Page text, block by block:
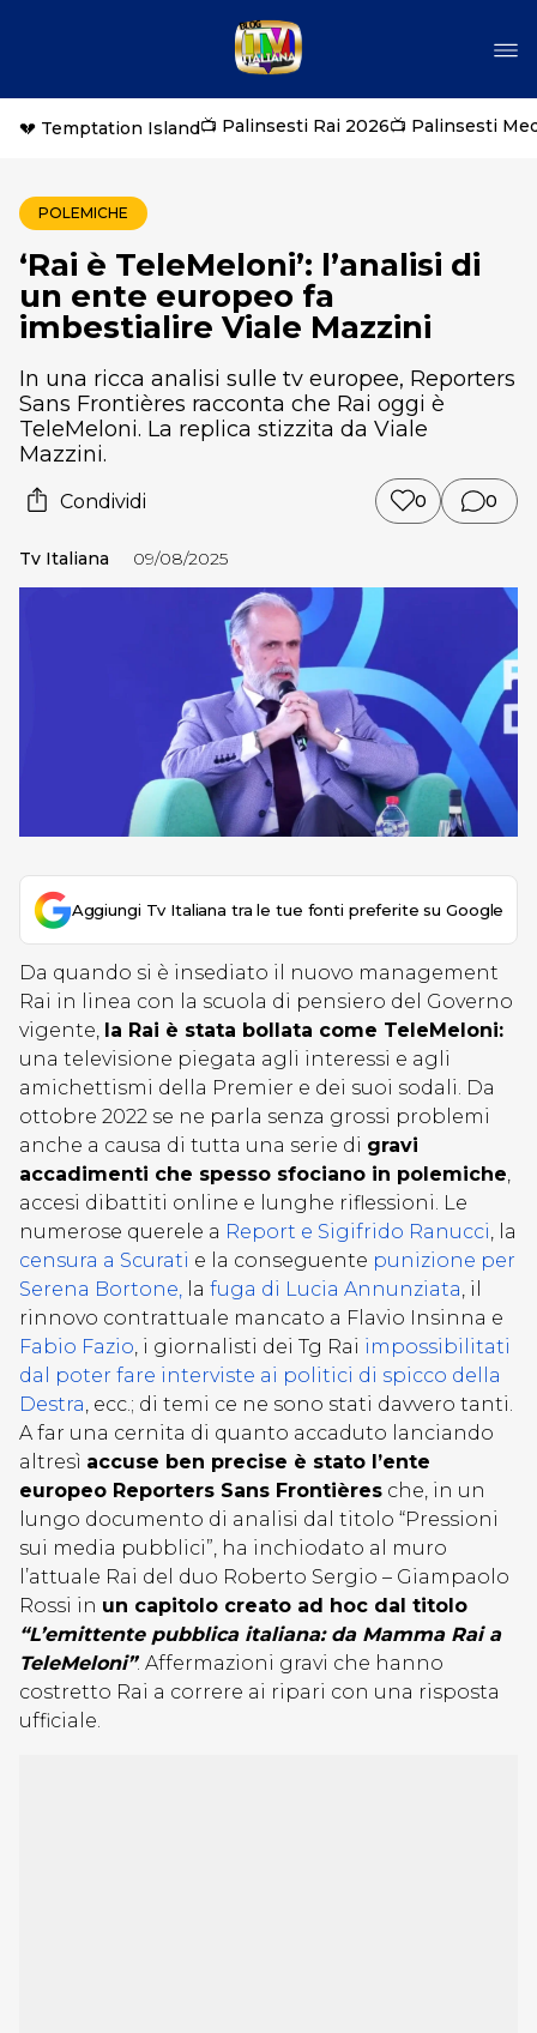
💔 Temptation Island📺 Palinsesti Rai 2026📺 Palinsesti
POLEMICHE
‘Rai è TeleMeloni’: l’analisi di
un ente europeo fa
imbestialire Viale Mazzini
In una ricca analisi sulle tv europee, Reporters
Sans Frontières racconta che Rai oggi è
TeleMeloni. La replica stizzita da Viale
Mazzini.
Condividi 0 0
Tv Italiana 09/08/2025
Aggiungi Tv Italiana tra le tue fonti preferite su Google
Da quando si è insediato il nuovo management
Rai in linea con la scuola di pensiero del Governo
vigente, la Rai è stata bollata come TeleMeloni:
una televisione piegata agli interessi e agli
amichettismi della Premier e dei suoi sodali. Da
ottobre 2022 se ne parla senza grossi problemi
anche a causa di tutta una serie di gravi
accadimenti che spesso sfociano in polemiche,
accesi dibattiti online e lunghe riflessioni. Le
numerose querele a Report e Sigifrido Ranucci, la
censura a Scurati e la conseguente punizione per
Serena Bortone, la fuga di Lucia Annunziata, il
rinnovo contrattuale mancato a Flavio Insinna e
Fabio Fazio, i giornalisti dei Tg Rai impossibilitati
dal poter fare interviste ai politici di spicco della
Destra, ecc.; di temi ce ne sono stati davvero tanti.
A far una cernita di quanto accaduto lanciando
altresì accuse ben precise è stato l’ente
europeo Reporters Sans Frontières che, in un
lungo documento di analisi dal titolo “Pressioni
sui media pubblici”, ha inchiodato al muro
l’attuale Rai del duo Roberto Sergio – Giampaolo
Rossi in un capitolo creato ad hoc dal titolo
“L’emittente pubblica italiana: da Mamma Rai a
TeleMeloni”. Affermazioni gravi che hanno
costretto Rai a correre ai ripari con una risposta
ufficiale.